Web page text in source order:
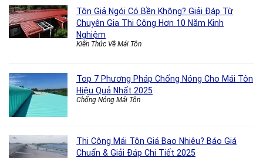
Tôn Giả Ngói Có Bền Không? Giải Đáp Từ
Chuyên Gia Thi Công Hơn 10 Năm Kinh
Nghiệm
Kiến Thức Về Mái Tôn
Top 7 Phương Pháp Chống Nóng Cho Mái Tôn
Hiệu Quả Nhất 2025
Chống Nóng Mái Tôn
Thi Công Mái Tôn Giá Bao Nhiêu? Báo Giá
Chuẩn & Giải Đáp Chi Tiết 2025